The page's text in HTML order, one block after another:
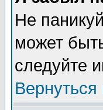
Не
может
следуйте
Вернуться